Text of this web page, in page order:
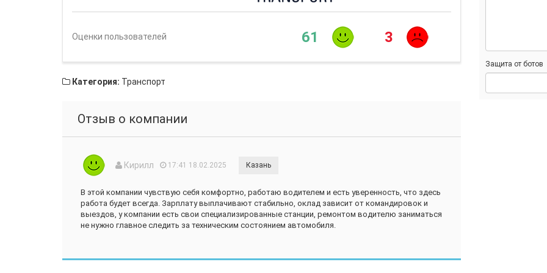
Оценки пользователей 61 3
Категория: Транспорт
Отзыв о компании
Кирилл 17:41 18.02.2025 Казань
В этой компании чувствую себя комфортно, работаю водителем и есть уверенность, что здесь
работа будет всегда. Зарплату выплачивают стабильно, оклад зависит от командировок и
выездов, у компании есть свои специализированные станции, ремонтом водителю заниматься
не нужно главное следить за техническим состоянием автомобиля.
Защита от ботов